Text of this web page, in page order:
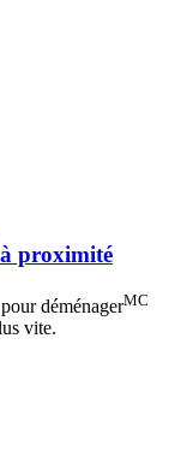
à proximité
déménagerMC
vite.